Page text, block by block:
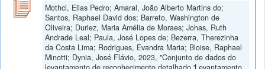
Mothci, Elias Pedro; Amaral, João Alberto Martins do;
Santos, Raphael David dos; Barreto, Washington de
Oliveira; Duriez, Maria Amélia de Moraes; Johas, Ruth
Andrade Leal; Paula, José Lopes de; Bezerra, Therezinha
da Costa Lima; Rodrigues, Evandra Maria; Bloise, Raphael
Minotti; Dynia, José Flávio, 2023, "Conjunto de dados do